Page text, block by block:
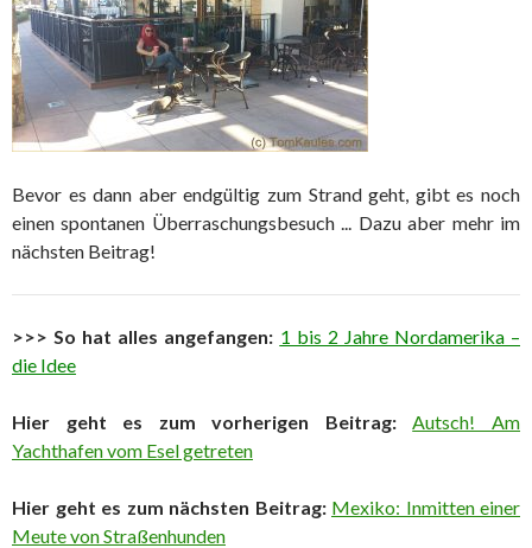
Bevor es dann aber endgültig zum Strand geht, gibt es noch
einen spontanen Überraschungsbesuch ... Dazu aber mehr im
nächsten Beitrag!
>>> So hat alles angefangen: 1 bis 2 Jahre Nordamerika –
die Idee
Hier geht es zum vorherigen Beitrag:
Autsch! Am
Yachthafen vom Esel getreten
Hier geht es zum nächsten Beitrag: Mexiko: Inmitten einer
Meute von Straßenhunden